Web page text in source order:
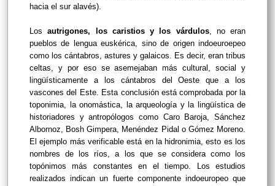
hacia el sur alavés).
Losautrigones, los caristios y los várdulos, no eran
pueblos de lengua euskérica, sino de origen indoeuroepeo
como los cántabros, astures y galaicos. Es decir, eran tribus
celtas, y por eso se asemejaban más cultural, social y
lingüísticamente a los cántabros del Oeste que a los
vascones del Este. Esta conclusión está comprobada por la
toponimia, la onomástica, la arqueología y la lingüística de
historiadores y antropólogos como Caro Baroja, Sánchez
Albornoz, Bosh Gimpera, Menéndez Pidal o Gómez Moreno.
El ejemplo más verificable está en la hidronimia, esto es los
nombres de los ríos, a los que se considera como los
topónimos más constantes en el tiempo. Los estudios
realizados indican un fuerte componente indoeuropeo que